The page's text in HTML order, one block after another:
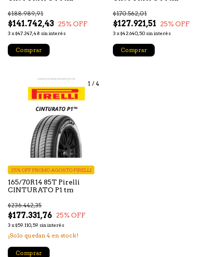
$141.742,43
$188.989,91
25% OFF
3 x$47.247,48 sin interés
Comprar
$127.921,51
$170.562,01
25% OFF
3 x$42.640,50sin interés
Comprar
1 / 4
165/70R14 85T Pirelli
CINTURATO P1 tm
$177.331,76
$236.442,35
25% OFF
3 x$59.110,59 sin interés
25% OFF PROMO AGOSTO PIRELLI
¡Solo quedan 4 en stock!
Comprar